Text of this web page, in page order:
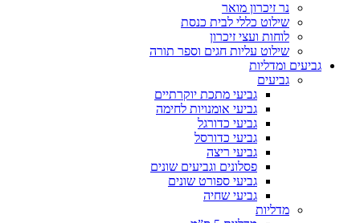
נר זיכרון מואר
שילוט כללי לבית כנסת
לוחות ועצי זיכרון
שילוט עליות חגים וספר תורה
גביעים ומדליות
גביעים
גביעי מתכת יוקרתיים
גביעי אומנויות לחימה
גביעי כדורגל
גביעי כדורסל
גביעי ריצה
פסלונים וגביעים שונים
גביעי ספורט שונים
גביעי שחיה
מדליות